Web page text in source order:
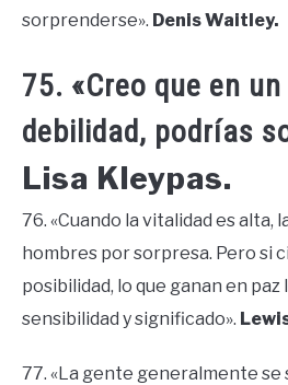
sorprenderse». Denis Waitley.
75. «Creo que en
debilidad, podrías
Lisa Kleypas.
76. «Cuando la vitalidad es alta,
hombres por sorpresa. Pero si
posibilidad, lo que ganan en
sensibilidad y significado».
77. «La gente generalmente se